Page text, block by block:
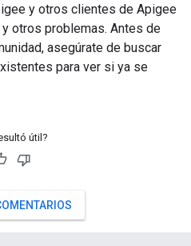
y otros clientes de Apigee
otros problemas. Antes de
asegúrate de buscar
para ver si ya se
útil?